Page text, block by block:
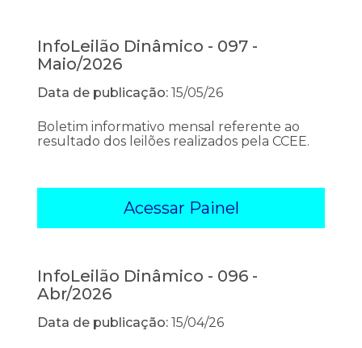
InfoLeilão Dinâmico - 097 -
Maio/2026
Data de publicação: 15/05/26
Boletim informativo mensal referente ao
resultado dos leilões realizados pela CCEE.
Acessar Painel
InfoLeilão Dinâmico - 096 -
Abr/2026
Data de publicação: 15/04/26